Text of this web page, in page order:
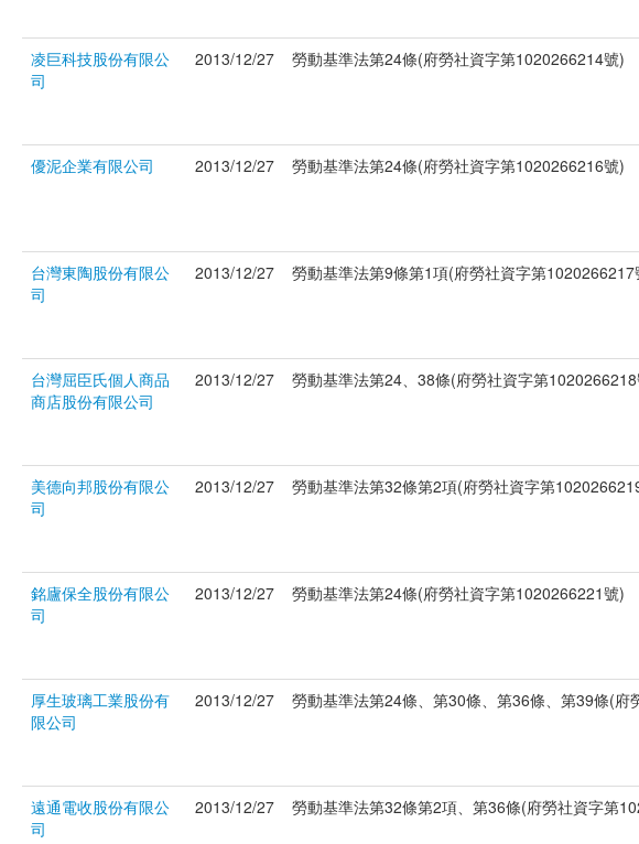
凌巨科技股份有限公
司
2013/12/27 勞動基準法第24條(府勞社資字第1020266214號)
優泥企業有限公司
2013/12/27 勞動基準法第24條(府勞社資字第1020266216號)
台灣東陶股份有限公
司
2013/12/27 勞動基準法第9條第1項(府勞社資字第1020266217
台灣屈臣氏個人商品
商店股份有限公司
2013/12/27 勞動基準法第24、38條(府勞社資字第
美德向邦股份有限公
司
2013/12/27 勞動基準法第32條第2項(府勞社資字第
銘廬保全股份有限公
司
2013/12/27 勞動基準法第24條(府勞社資字第1020266221號)
厚生玻璃工業股份有
限公司
2013/12/27 勞動基準法第24條、第30條、第36條、第39條(府
遠通電收股份有限公
司
2013/12/27 勞動基準法第32條第2項、第36條(府勞社資字第